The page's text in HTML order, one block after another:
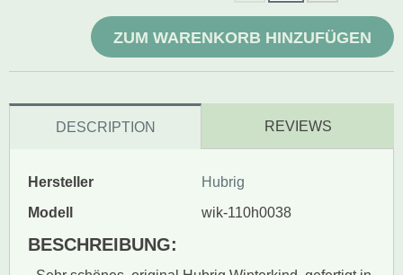
ZUM WARENKORB HINZUFÜGEN
DESCRIPTION REVIEWS
Hersteller
Hubrig
Modell
wik-110h0038
BESCHREIBUNG: